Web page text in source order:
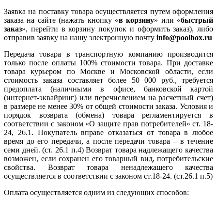
Заявка на поставку товара осуществляется путем оформления
заказа на сайте (нажать кнопку «в корзину» или «быстрый
заказ», перейти в корзину покупок и оформить заказ), либо
отправив заявку на нашу электронную почту info@poolbox.ru
Передача товара в транспортную компанию производится
только после оплаты 100% стоимости товара. При доставке
товара курьером по Москве и Московской области, если
стоимость заказа составляет более 50 000 руб., требуется
предоплата (наличными в офисе, банковской картой
(интернет-эквайринг) или перечислением на расчетный счет)
в размере не менее 30% от общей стоимости заказа. Условия и
порядок возврата (обмена) товара регламентируется в
соответствии с законом «О защите прав потребителей» ст. 18-
24, 26.1. Покупатель вправе отказаться от товара в любое
время до его передачи, а после передачи товара – в течение
семи дней. (ст. 26.1 п.4) Возврат товара надлежащего качества
возможен, если сохранен его товарный вид, потребительские
свойства. Возврат товара ненадлежащего качества
осуществляется в соответствии с законом ст.18-24. (ст.26.1 п.5)
Оплата осуществляется одним из следующих способов: